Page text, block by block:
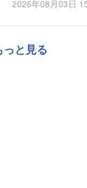
2026年08月03日
っと見る